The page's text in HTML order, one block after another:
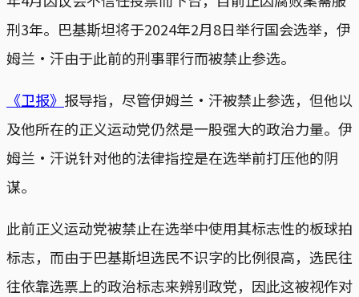
刑3年。巴基斯坦将于2024年2月8日举行国会选举，伊
姆兰·汗由于此前的刑事罪行而被禁止参选。
《卫报》 报导指，尽管伊姆兰·汗被禁止参选，但他以
及他所在的正义运动党仍然是一股强大的政治力量。伊
姆兰·汗说针对他的法律指控是在选举前打压他的阴
谋。
此前正义运动党被禁止在选举中使用其标志性的板球拍
标志，而由于巴基斯坦选民不识字的比例很高，选民往
往依靠选票上的政治标志来辨别政党，因此这被视作对